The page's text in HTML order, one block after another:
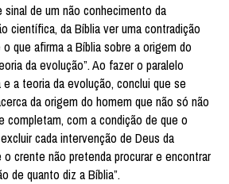
de um não conhecimento da
científica, da Bíblia ver uma contradição
que afirma a Bíblia sobre a origem do
da evolução”. Ao fazer o paralelo
a teoria da evolução, conclui que se
da origem do homem que não só não
completam, com a condição de que o
cada intervenção de Deus da
crente não pretenda procurar e encontrar
de quanto diz a Bíblia”.